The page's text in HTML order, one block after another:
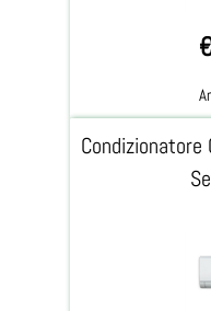
Condizionatore